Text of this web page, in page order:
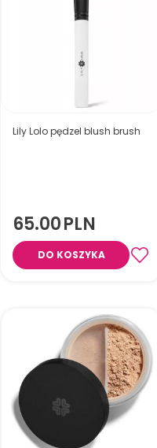
Lily Lolo pędzel blush brush
65.00PLN
DO KOSZYKA